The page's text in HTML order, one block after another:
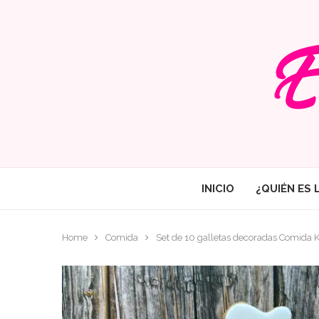
INICIO ¿QUIÉN ES
Home Comida Set de 10 galletas decoradas Comida